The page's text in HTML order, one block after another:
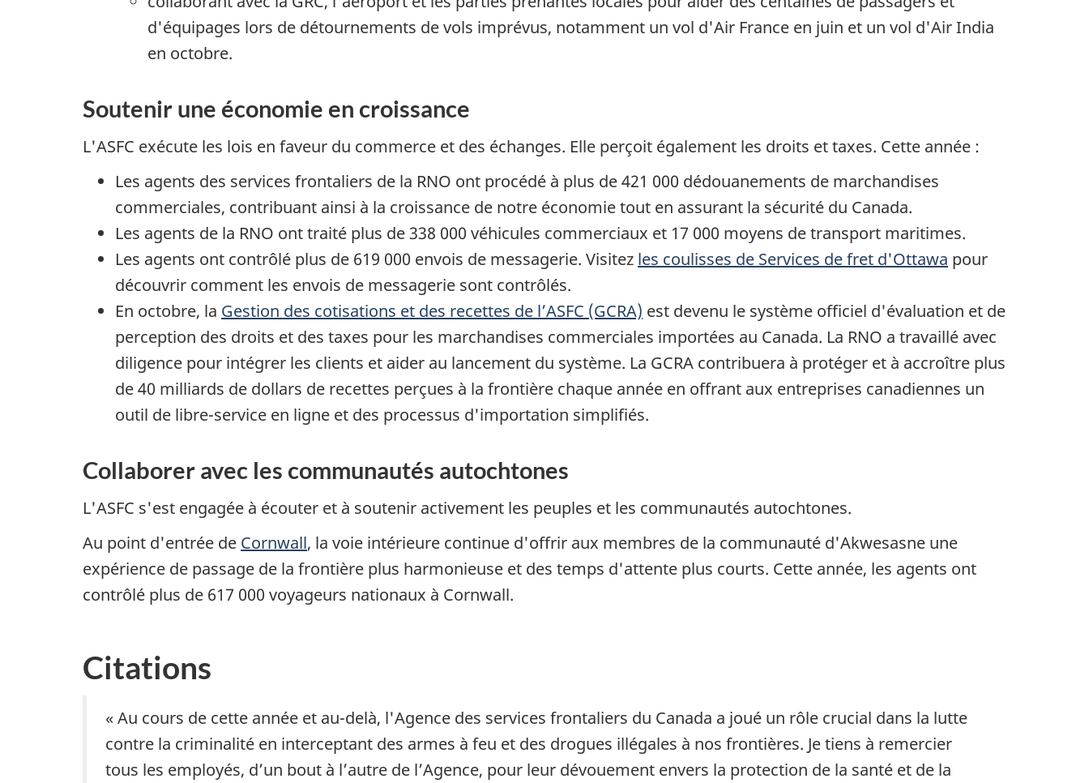
d'équipages lors de détournements de vols imprévus, notamment un vol d'Air France en juin et un vol d'Air India
en octobre.
Soutenir une économie en croissance
L'ASFC exécute les lois en faveur du commerce et des échanges. Elle perçoit également les droits et taxes. Cette année :
Les agents des services frontaliers de la RNO ont procédé à plus de 421 000 dédouanements de marchandises
commerciales, contribuant ainsi à la croissance de notre économie tout en assurant la sécurité du Canada.
Les agents de la RNO ont traité plus de 338 000 véhicules commerciaux et 17 000 moyens de transport maritimes.
Les agents ont contrôlé plus de 619 000 envois de messagerie. Visitez les coulisses de Services de fret d'Ottawa pour
découvrir comment les envois de messagerie sont contrôlés.
En octobre, la Gestion des cotisations et des recettes de l’ASFC (GCRA) est devenu le système officiel d'évaluation et de
perception des droits et des taxes pour les marchandises commerciales importées au Canada. La RNO a travaillé avec
diligence pour intégrer les clients et aider au lancement du système. La GCRA contribuera à protéger et à accroître plus
de 40 milliards de dollars de recettes perçues à la frontière chaque année en offrant aux entreprises canadiennes un
outil de libre-service en ligne et des processus d'importation simplifiés.
Collaborer avec les communautés autochtones
L'ASFC s'est engagée à écouter et à soutenir activement les peuples et les communautés autochtones.
Au point d'entrée de Cornwall, la voie intérieure continue d'offrir aux membres de la communauté d'Akwesasne une
expérience de passage de la frontière plus harmonieuse et des temps d'attente plus courts. Cette année, les agents ont
contrôlé plus de 617 000 voyageurs nationaux à Cornwall.
Citations
« Au cours de cette année et au-delà, l'Agence des services frontaliers du Canada a joué un rôle crucial dans la lutte
contre la criminalité en interceptant des armes à feu et des drogues illégales à nos frontières. Je tiens à remercier
tous les employés, d’un bout à l’autre de l’Agence, pour leur dévouement envers la protection de la santé et de la